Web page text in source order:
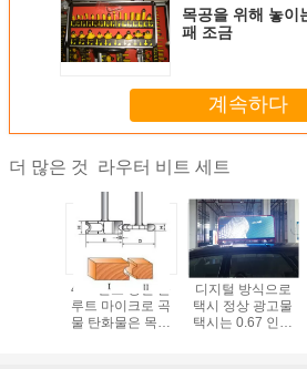
목공을 위해 놓이
패 조금
계속하다
더 많은 것 라우터 비트 세트
45# 탄소 강철 플
루트 마이크로 곡
물 탄화물은 목공
디지털 방식으로
택시 정상 광고물
택시는 0.67 인치